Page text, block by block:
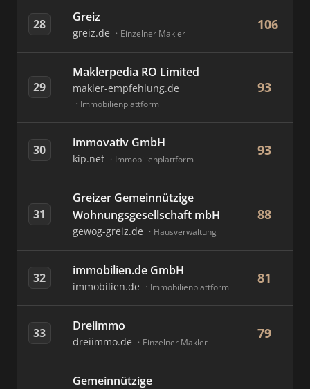
28 Greiz
greiz.de Einzelner Makler
106
29
Maklerpedia RO Limited
makler-empfehlung.de
Immobilienplattform
93
30 immovativ GmbH
kip.net Immobilienplattform
93
31
Greizer Gemeinnützige
Wohnungsgesellschaft mbH
gewog-greiz.de Hausverwaltung
88
32 immobilien.de GmbH
immobilien.de Immobilienplattform
81
33 Dreiimmo
dreiimmo.de Einzelner Makler
79
Gemeinnützige